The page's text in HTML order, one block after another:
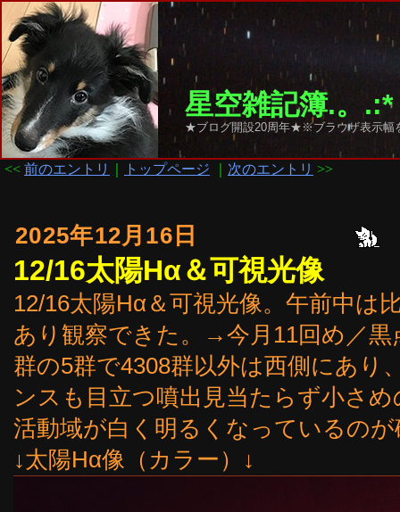
星空雑記簿.。
★ブログ開設20周年★※ブラウザ表示幅
<< 前のエントリ トップページ 次のエントリ >>
2025年12月16日
12/16太陽Hα＆可視光像
12/16太陽Hα＆可視光像。午前中は
あり観察できた。→今月11回め／黒
群の5群で4308群以外は西側にあり
ンスも目立つ噴出見当たらず小さ
活動域が白く明るくなっているの
↓太陽Hα像（カラー）↓